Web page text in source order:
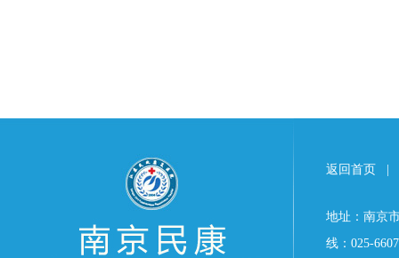
返回首页
地址：南京
线：025-